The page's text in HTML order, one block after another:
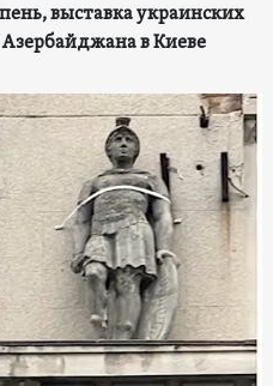
выставка украинских
в Киеве